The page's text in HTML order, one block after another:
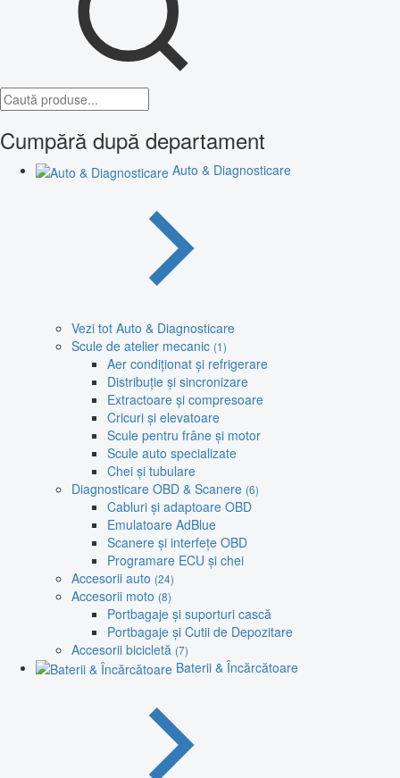
Cumpără după departament
Auto & Diagnosticare
Vezi tot Auto & Diagnosticare
Scule de atelier mecanic (1)
Aer condiționat și refrigerare
Distribuție și sincronizare
Extractoare și compresoare
Cricuri și elevatoare
Scule pentru frâne și motor
Scule auto specializate
Chei și tubulare
Diagnosticare OBD & Scanere (6)
Cabluri și adaptoare OBD
Emulatoare AdBlue
Scanere și interfețe OBD
Programare ECU și chei
Accesorii auto (24)
Accesorii moto (8)
Portbagaje și suporturi cască
Portbagaje și Cutii de Depozitare
Accesorii bicicletă (7)
Baterii & Încărcătoare